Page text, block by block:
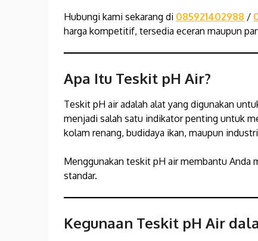
Hubungi kami sekarang di 085921402988 /
harga kompetitif, tersedia eceran maupun
Apa Itu Teskit pH Air?
Teskit pH air adalah alat yang digunakan
menjadi salah satu indikator penting untuk
kolam renang, budidaya ikan, maupun
Menggunakan teskit pH air membantu Anda
standar.
Kegunaan Teskit pH Air